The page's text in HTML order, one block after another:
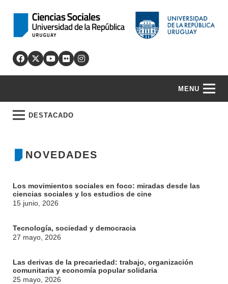
MENU
DESTACADO
NOVEDADES
Los movimientos sociales en foco: miradas desde las
ciencias sociales y los estudios de cine
15 junio, 2026
Tecnología, sociedad y democracia
27 mayo, 2026
Las derivas de la precariedad: trabajo, organización
comunitaria y economía popular solidaria
25 mayo, 2026